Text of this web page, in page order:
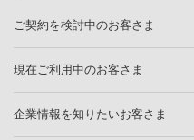
ご契約を検討中のお客さま
現在ご利用中のお客さま
企業情報を知りたいお客さま